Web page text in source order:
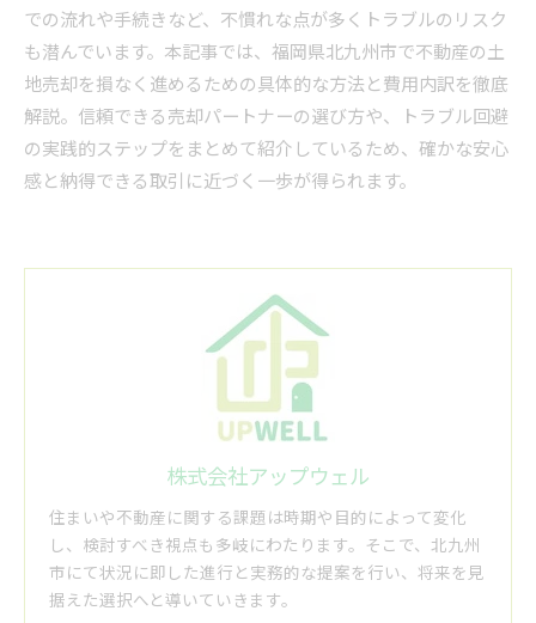
での流れや手続きなど、不慣れな点が多くトラブルのリスク
も潜んでいます。本記事では、福岡県北九州市で不動産の土
地売却を損なく進めるための具体的な方法と費用内訳を徹底
解説。信頼できる売却パートナーの選び方や、トラブル回避
の実践的ステップをまとめて紹介しているため、確かな安心
感と納得できる取引に近づく一歩が得られます。
株式会社アップウェル
住まいや不動産に関する課題は時期や目的によって変化
し、検討すべき視点も多岐にわたります。そこで、北九州
市にて状況に即した進行と実務的な提案を行い、将来を見
据えた選択へと導いていきます。